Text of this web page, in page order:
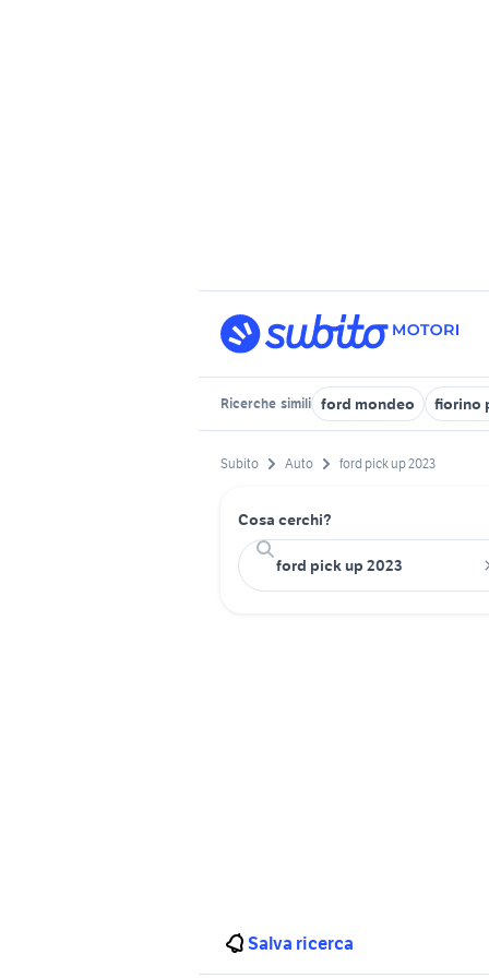
Ricerche simili ford mondeo fiorino
Subito Auto ford pick up 2023
Cosa cerchi?
Salva ricerca